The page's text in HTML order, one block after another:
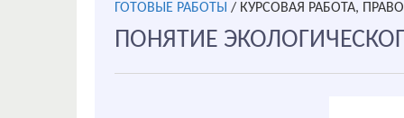
ГОТОВЫЕ РАБОТЫ / КУРСОВАЯ РАБОТА,
ПОНЯТИЕ